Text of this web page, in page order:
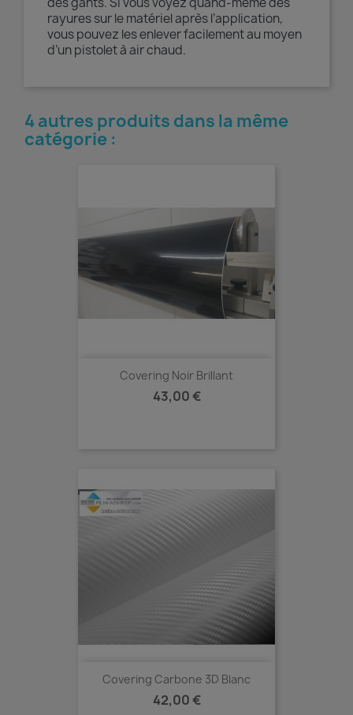
rayures sur le matériel après l’application,
vous pouvez les enlever facilement au moyen
d’un pistolet à air chaud.
4 autres produits dans la même
catégorie :
Covering Noir Brillant
Prix
43,00 €
Covering Carbone 3D Blanc
Prix
42,00 €